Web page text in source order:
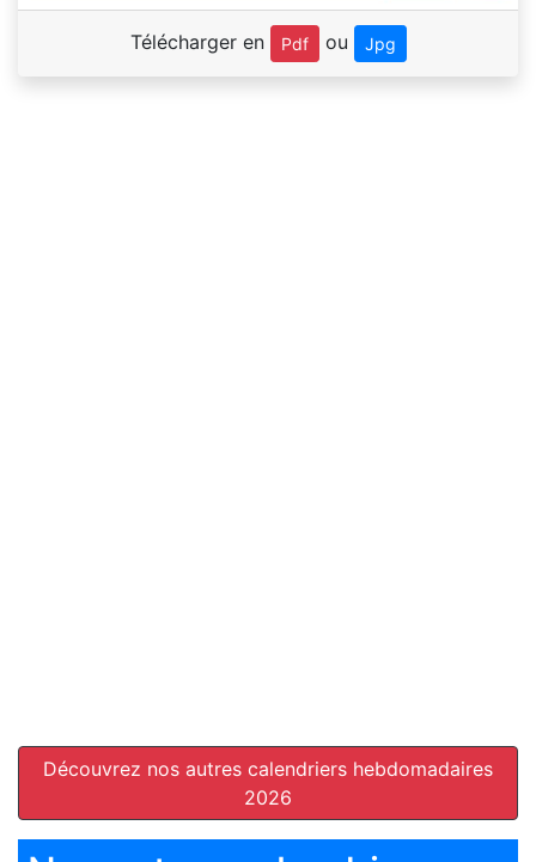
Télécharger en Pdf ou Jpg
Découvrez nos autres calendriers hebdomadaires
2026